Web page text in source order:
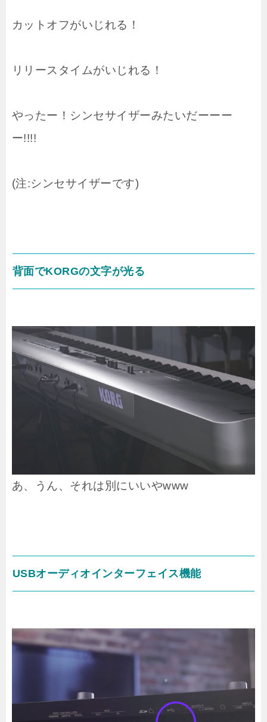
カットオフがいじれる！
リリースタイムがいじれる！
やったー！シンセサイザーみたいだーーー
ー!!!!
(注:シンセサイザーです)
背面でKORGの文字が光る
あ、うん、それは別にいいやwww
USBオーディオインターフェイス機能